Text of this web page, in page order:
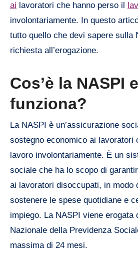
ai lavoratori che hanno perso il
involontariamente. In questo
tutto quello che devi sapere sulla
richiesta all’erogazione.
Cos’è la NASPI
funziona?
La NASPI è un’assicurazione
sostegno economico ai lavoratori
lavoro involontariamente. È un
sociale che ha lo scopo di
ai lavoratori disoccupati, in modo
sostenere le spese quotidiane e
impiego. La NASPI viene erogata
Nazionale della Previdenza
massima di 24 mesi.